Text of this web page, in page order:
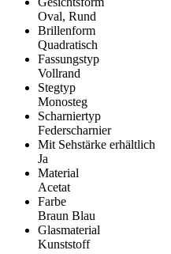
Oval, Rund
Brillenform
Quadratisch
Fassungstyp
Vollrand
Stegtyp
Monosteg
Scharniertyp
Federscharnier
Mit Sehstärke erhältlich
Ja
Material
Acetat
Farbe
Braun Blau
Glasmaterial
Kunststoff